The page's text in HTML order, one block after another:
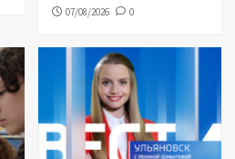
07/08/2026 0